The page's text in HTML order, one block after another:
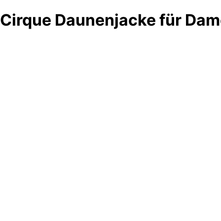
Cirque Daunenjacke für